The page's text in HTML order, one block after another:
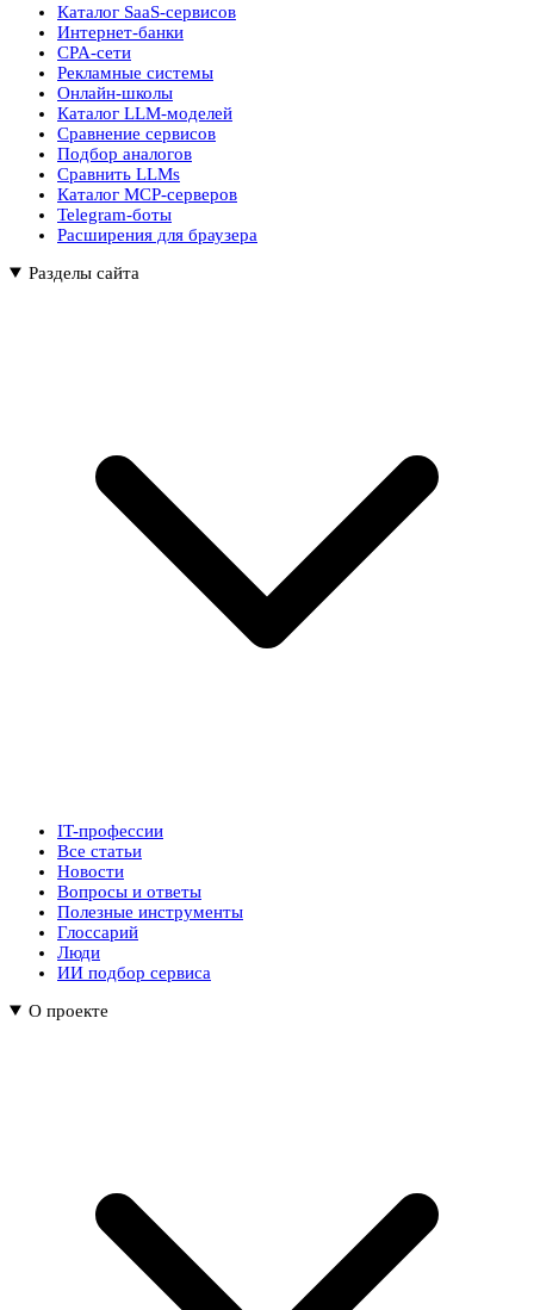
Каталог SaaS-сервисов
Интернет-банки
CPA-сети
Рекламные системы
Онлайн-школы
Каталог LLM-моделей
Сравнение сервисов
Подбор аналогов
Сравнить LLMs
Каталог MCP-серверов
Telegram-боты
Расширения для браузера
Разделы сайта
IT-профессии
Все статьи
Новости
Вопросы и ответы
Полезные инструменты
Глоссарий
Люди
ИИ подбор сервиса
О проекте